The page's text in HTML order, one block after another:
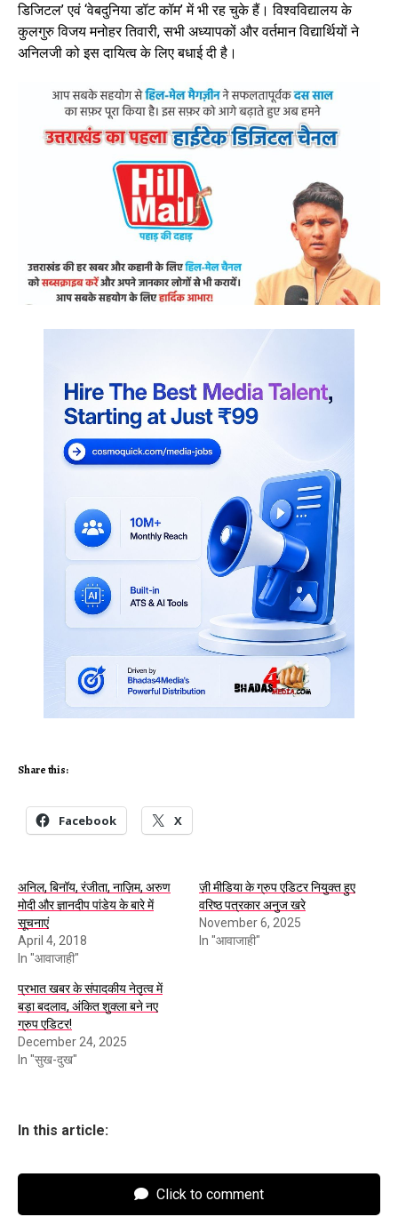
डिजिटल’ एवं ‘वेबदुनिया डॉट कॉम’ में भी रह चुके हैं। विश्वविद्यालय के
कुलगुरु विजय मनोहर तिवारी, सभी अध्यापकों और वर्तमान विद्यार्थियों ने
अनिलजी को इस दायित्व के लिए बधाई दी है।
Share this:
Facebook X
अनिल, बिनॉय, रंजीता, नाज़िम, अरुण
मोदी और ज्ञानदीप पांडेय के बारे में
सूचनाएं
April 4, 2018
In "आवाजाही"
ज़ी मीडिया के ग्रुप एडिटर नियुक्त हुए
वरिष्ठ पत्रकार अनुज खरे
November 6, 2025
In "आवाजाही"
प्रभात खबर के संपादकीय नेतृत्व में
बड़ा बदलाव, अंकित शुक्ला बने नए
ग्रुप एडिटर!
December 24, 2025
In "सुख-दुख"
In this article:
Click to comment